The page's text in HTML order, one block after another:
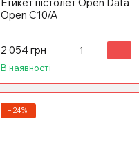
Open C10/A
2 054 грн
В наявності
−24%